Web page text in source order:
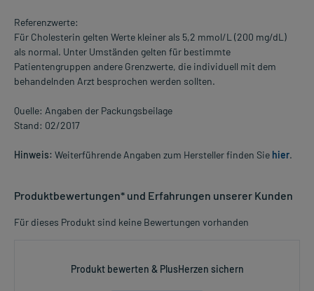
Referenzwerte:
Für Cholesterin gelten Werte kleiner als 5,2 mmol/L (200 mg/dL)
als normal. Unter Umständen gelten für bestimmte
Patientengruppen andere Grenzwerte, die individuell mit dem
behandelnden Arzt besprochen werden sollten.
Quelle: Angaben der Packungsbeilage
Stand: 02/2017
Hinweis: Weiterführende Angaben zum Hersteller finden Sie hier.
Produktbewertungen* und Erfahrungen unserer Kunden
Für dieses Produkt sind keine Bewertungen vorhanden
Produkt bewerten & PlusHerzen sichern